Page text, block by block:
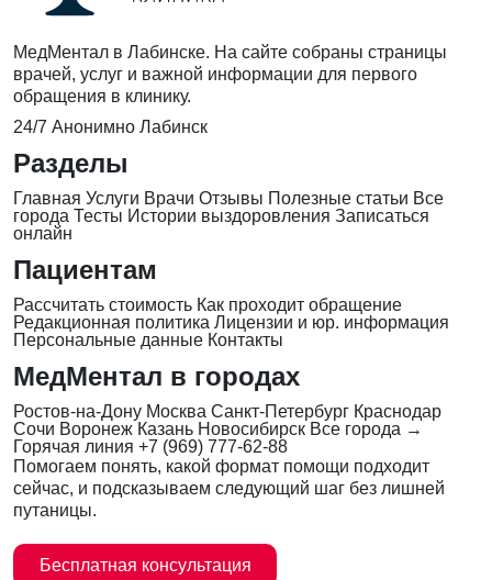
МедМентал в Лабинске. На сайте собраны страницы
врачей, услуг и важной информации для первого
обращения в клинику.
24/7 Анонимно Лабинск
Разделы
Главная Услуги Врачи Отзывы Полезные статьи Все
города Тесты Истории выздоровления Записаться
онлайн
Пациентам
Рассчитать стоимость Как проходит обращение
Редакционная политика Лицензии и юр. информация
Персональные данные Контакты
МедМентал в городах
Ростов-на-Дону Москва Санкт-Петербург Краснодар
Сочи Воронеж Казань Новосибирск Все города →
Горячая линия +7 (969) 777-62-88
Помогаем понять, какой формат помощи подходит
сейчас, и подсказываем следующий шаг без лишней
путаницы.
Бесплатная консультация